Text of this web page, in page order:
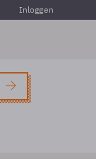
Inloggen